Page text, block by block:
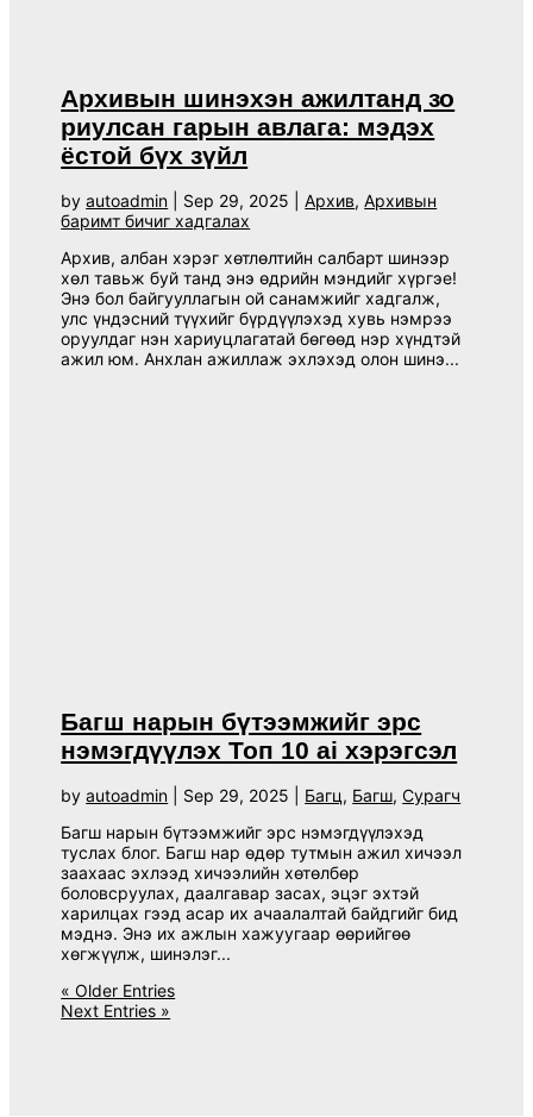
Архивын шинэхэн ажилтанд зо​
риулсан гарын авлага: мэдэх
ёстой бүх зүйл
byautoadmin Sep 29, 2025 |Архив,Архивын
баримт бичиг хадгалах
Архив, албан хэрэг хөтлөлтийн салбарт шинээр
хөл тавьж буй танд энэ өдрийн мэндийг хүргэе!
Энэ бол байгууллагын ой санамжийг хадгалж,
улс үндэсний түүхийг бүрдүүлэхэд хувь нэмрээ
оруулдаг нэн хариуцлагатай бөгөөд нэр хүндтэй
ажил юм. Анхлан ажиллаж эхлэхэд олон шинэ...
Багш нарын бүтээмжийг эрс
нэмэгдүүлэх Топ 10 ai хэрэгсэл
byautoadmin Sep 29, 2025 Багц, Багш,Сурагч
Багш нарын бүтээмжийг эрс нэмэгдүүлэхэд
туслах блог. Багш нар өдөр тутмын ажил хичээл
заахаас эхлээд хичээлийн хөтөлбөр
боловсруулах, даалгавар засах, эцэг эхтэй
харилцах гээд асар их ачаалалтай байдгийг бид
мэднэ. Энэ их ажлын хажуугаар өөрийгөө
хөгжүүлж, шинэлэг...
« Older Entries
Next Entries »